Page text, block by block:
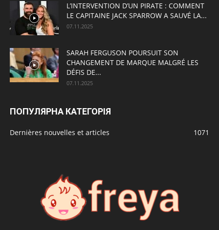
L’INTERVENTION D’UN PIRATE : COMMENT
LE CAPITAINE JACK SPARROW A SAUVÉ LA...
07.11.2025
SARAH FERGUSON POURSUIT SON
CHANGEMENT DE MARQUE MALGRÉ LES
DÉFIS DE...
07.11.2025
ПОПУЛЯРНА КАТЕГОРІЯ
Dernières nouvelles et articles 1071